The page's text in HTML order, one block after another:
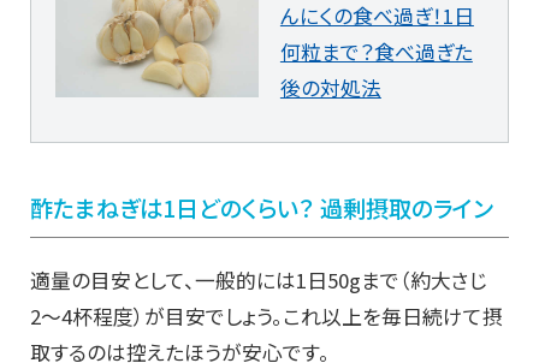
んにくの食べ過ぎ！1日
何粒まで？食べ過ぎた
後の対処法
酢たまねぎは1日どのくらい？ 過剰摂取のライン
適量の目安として、一般的には1日50gまで（約大さじ
2〜4杯程度）が目安でしょう。これ以上を毎日続けて摂
取するのは控えたほうが安心です。